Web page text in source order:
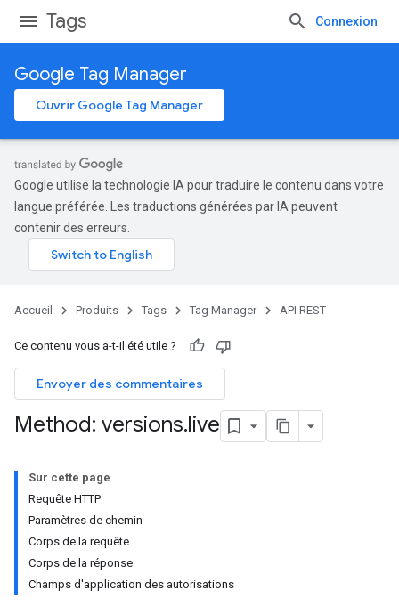
Tags Connexion
Google Tag Manager
Ouvrir Google Tag Manager
Google utilise la technologie IA pour traduire le contenu dans votre
langue préférée. Les traductions générées par IA peuvent
contenir des erreurs.
Accueil Produits Tags Tag Manager API REST
Ce contenu vous a-t-il été utile ?
Envoyer des commentaires
Method: versions.live
Sur cette page
Requête HTTP
Paramètres de chemin
Corps de la requête
Corps de la réponse
Champs d'application des autorisations